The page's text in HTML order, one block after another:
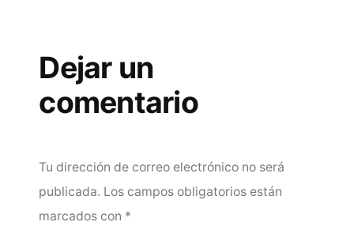
Dejar un
comentario
Tu dirección de correo electrónico no será
publicada. Los campos obligatorios están
marcados con *